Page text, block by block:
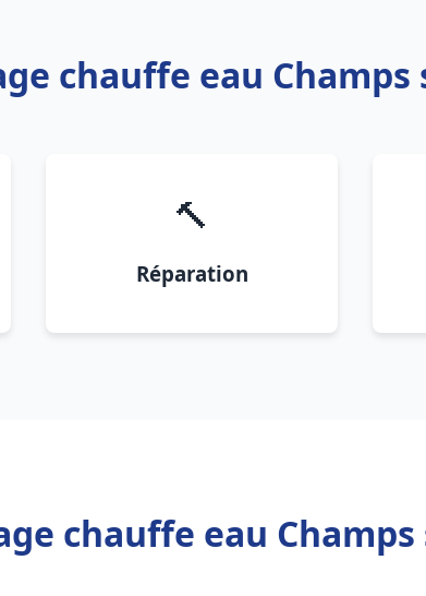
chauffe eau Champs
🔨
Réparation
chauffe eau Champs